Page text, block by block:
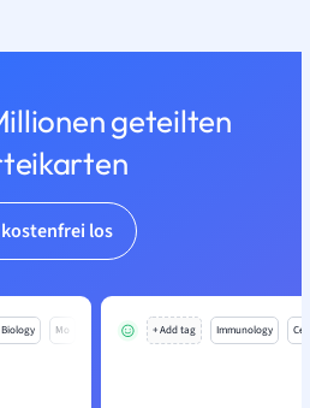
geteilten
kostenfrei los
Biology Mo + Add tag Immunology